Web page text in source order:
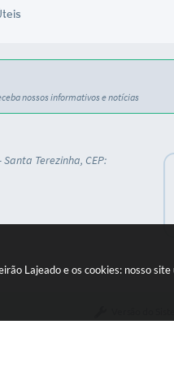
Lajeado e os cookies: nosso
nossos informativos e notícias
Terezinha, CEP: